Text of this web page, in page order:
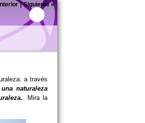
|Siguiente»
a través
naturaleza
Mira la